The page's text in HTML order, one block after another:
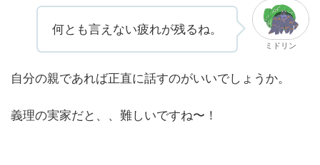
何とも言えない疲れが残るね。
ミドリン
自分の親であれば正直に話すのがいいでしょうか。
義理の実家だと、、難しいですね〜！